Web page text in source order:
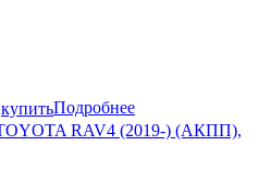
купитьПодробнее